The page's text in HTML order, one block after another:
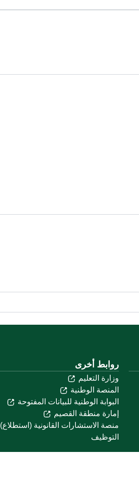
روابط أخرى
وزارة التعليم
المنصة الوطنية
البوابة الوطنية للبيانات المفتوحة
إمارة منطقة القصيم
منصة الاستشارات القانونية (استطلاع)
التوظيف